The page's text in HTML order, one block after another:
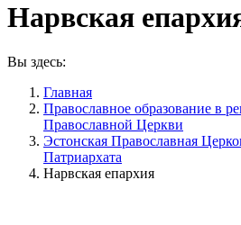
Нарвская
Вы здесь:
Главная
Православное образование в
Православной Церкви
Эстонская Православная
Патриархата
Нарвская епархия